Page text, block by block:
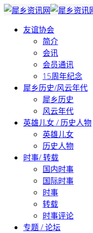
友谊协会
简介
会讯
会员通讯
15周年纪念
犀乡历史/风云年代
犀乡历史
风云年代
英雄儿女 / 历史人物
英雄儿女
历史人物
时事/ 转载
国内时事
国际时事
时事
转载
时事评论
专题 / 论坛